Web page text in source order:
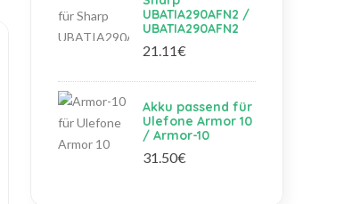
UBATIA290AFN2 /
UBATIA290AFN2
21.11€
Akku passend für
Ulefone Armor 10
/ Armor-10
31.50€